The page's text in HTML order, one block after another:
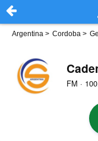
Argentina > Cordoba >
FM ·